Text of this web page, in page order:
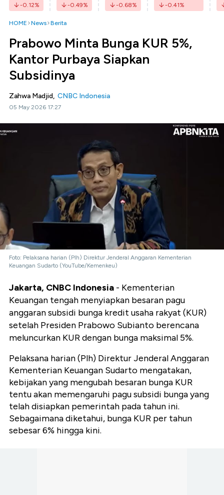
-0.12% -0.49% -0.68% -0.41%
HOME News Berita
Prabowo Minta Bunga KUR 5%,
Kantor Purbaya Siapkan
Subsidinya
Zahwa Madjid, CNBC Indonesia
05 May 2026 17:27
Foto: Pelaksana harian (Plh) Direktur Jenderal Anggaran Kementerian
Keuangan Sudarto (YouTube/Kemenkeu)
Jakarta, CNBC Indonesia - Kementerian
Keuangan tengah menyiapkan besaran pagu
anggaran subsidi bunga kredit usaha rakyat (KUR)
setelah Presiden Prabowo Subianto berencana
meluncurkan KUR dengan bunga maksimal 5%.
Pelaksana harian (Plh) Direktur Jenderal Anggaran
Kementerian Keuangan Sudarto mengatakan,
kebijakan yang mengubah besaran bunga KUR
tentu akan memengaruhi pagu subsidi bunga yang
telah disiapkan pemerintah pada tahun ini.
Sebagaimana diketahui, bunga KUR per tahun
sebesar 6% hingga kini.